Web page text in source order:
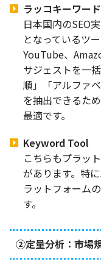
ラッコキーワード
日本国内のSEO
となっているツ
YouTube、
サジェストを一
順」「アルファ
を抽出できるた
最適です。
Keyword Tool
こちらもプラッ
があります。特
ラットフォーム
す。
②定量分析：市場